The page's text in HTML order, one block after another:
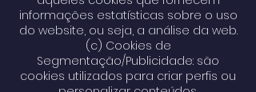
informações estatísticas sobre o uso
do website, ou seja, a análise da web.
(c) Cookies de
Segmentação/Publicidade: são
cookies utilizados para criar perfis ou